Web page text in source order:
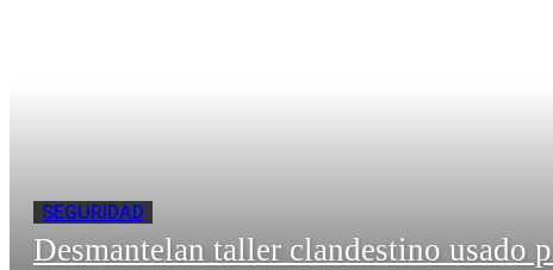
SEGURIDAD
Desmantelan taller clandestino usado